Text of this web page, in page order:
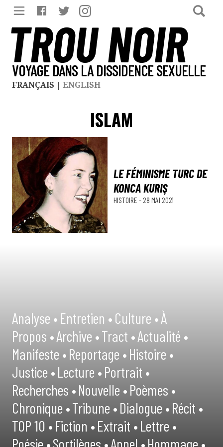
TROU NOIR
VOYAGE DANS LA DISSIDENCE SEXUELLE
FRANÇAIS | ENGLISH
ISLAM
LE FÉMINISME TURC DE
KONCA KURIŞ
HISTOIRE - 28 MAI 2021
Analyse •Entretien •Culture •À
Propos •Archive •Tract •Actualité •
Manifeste •Reportage •Histoire •
Justice •Lecture •Portrait •
Recherches •Nouvelle •Poèmes •
Chronique •Tribune •Dialogue •Récit •
TOP 10 •Fiction •Extrait •Lettre •